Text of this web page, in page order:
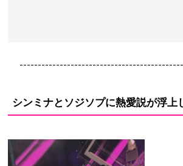
シンミナとソジソプに熱愛説が浮上